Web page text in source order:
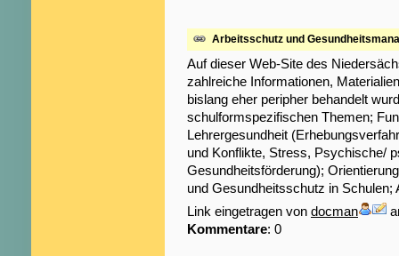
Arbeitsschutz und
Auf dieser Web-Site des
zahlreiche Informationen,
bislang eher peripher behandelt
schulformspezifischen Themen;
Lehrergesundheit
und Konflikte, Stress, Psychische/
Gesundheitsförderung);
und Gesundheitsschutz in Schulen;
Link eingetragen von docman
Kommentare: 0